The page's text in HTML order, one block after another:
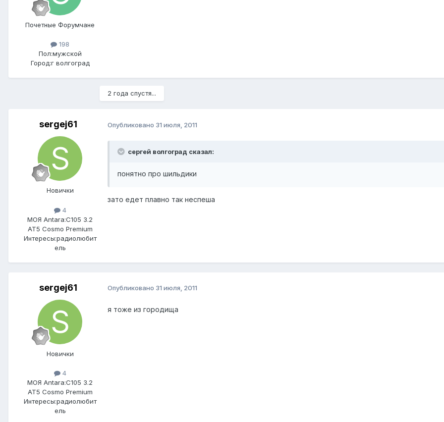
Почетные Форумчане
198
Пол:мужской
Город:г волгоград
2 года спустя...
sergej61
Новички
4
МОЯ Antara:C105 3.2
AT5 Cosmo Premium
Интересы:радиолюбит
ель
Опубликовано 31 июля, 2011
сергей волгоград сказал:
понятно про шильдики
зато едет плавно так неспеша
sergej61
Новички
4
МОЯ Antara:C105 3.2
AT5 Cosmo Premium
Интересы:радиолюбит
ель
Опубликовано 31 июля, 2011
я тоже из городища